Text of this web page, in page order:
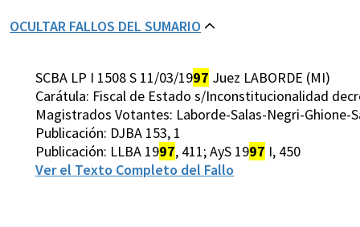
OCULTAR FALLOS DEL SUMARIO
SCBA LP I 1508 S 11/03/1997 Juez LABORDE (MI)
Carátula: Fiscal de Estado s/Inconstitucionalidad
Magistrados Votantes: Laborde-Salas-Negri-
Publicación: DJBA 153, 1
Publicación: LLBA 1997, 411; AyS 1997 I, 450
Ver el Texto Completo del Fallo